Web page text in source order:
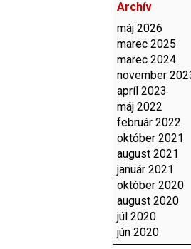
Archív
máj 2026
marec 2025
marec 2024
november
apríl 2023
máj 2022
február 2022
október 2021
august 2021
január 2021
október 2020
august 2020
júl 2020
jún 2020